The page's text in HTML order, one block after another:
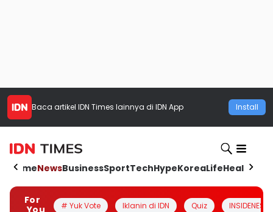
Baca artikel IDN Times lainnya di IDN App Install
HomeNewsBusinessSportTechHypeKoreaLifeHealth
For
You
# Yuk Vote Iklanin di IDN Quiz INSIDENESIA